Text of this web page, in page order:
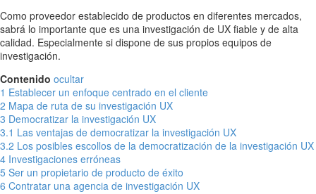
Como proveedor establecido de productos en diferentes mercados,
sabrá lo importante que es una investigación de UX fiable y de alta
calidad. Especialmente si dispone de sus propios equipos de
investigación.
Contenido ocultar
1 Establecer un enfoque centrado en el cliente
2 Mapa de ruta de su investigación UX
3 Democratizar la investigación UX
3.1 Las ventajas de democratizar la investigación UX
3.2 Los posibles escollos de la democratización de la investigación UX
4 Investigaciones erróneas
5 Ser un propietario de producto de éxito
6 Contratar una agencia de investigación UX